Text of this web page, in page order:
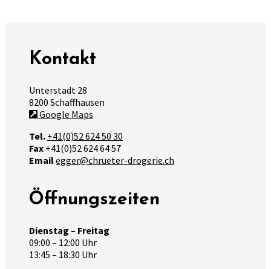
Kontakt
Unterstadt 28
8200 Schaffhausen
Google Maps
Tel. +41(0)52 624 50 30
Fax +41(0)52 624 64 57
Emailegger@chrueter-drogerie.ch
Öffnungszeiten
Dienstag – Freitag
09:00 – 12:00 Uhr
13:45 – 18:30 Uhr